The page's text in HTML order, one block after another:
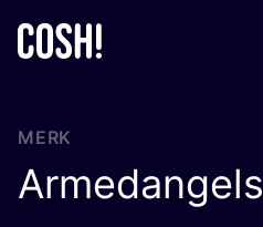
MERK
Armedangels